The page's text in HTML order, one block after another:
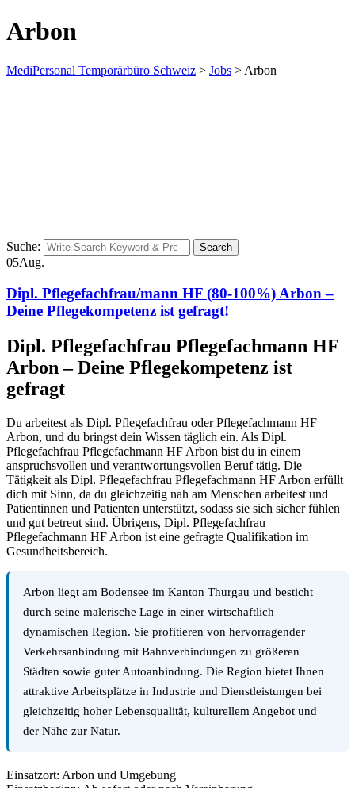
Arbon
MediPersonal Temporärbüro Schweiz > Jobs > Arbon
Suche: Search
05Aug.
Dipl. Pflegefachfrau/mann HF (80-100%) Arbon –
Deine Pflegekompetenz ist gefragt!
Dipl. Pflegefachfrau Pflegefachmann HF
Arbon – Deine Pflegekompetenz ist
gefragt
Du arbeitest als Dipl. Pflegefachfrau oder Pflegefachmann HF
Arbon, und du bringst dein Wissen täglich ein. Als Dipl.
Pflegefachfrau Pflegefachmann HF Arbon bist du in einem
anspruchsvollen und verantwortungsvollen Beruf tätig. Die
Tätigkeit als Dipl. Pflegefachfrau Pflegefachmann HF Arbon erfüllt
dich mit Sinn, da du gleichzeitig nah am Menschen arbeitest und
Patientinnen und Patienten unterstützt, sodass sie sich sicher fühlen
und gut betreut sind. Übrigens, Dipl. Pflegefachfrau
Pflegefachmann HF Arbon ist eine gefragte Qualifikation im
Gesundheitsbereich.
Arbon liegt am Bodensee im Kanton Thurgau und besticht
durch seine malerische Lage in einer wirtschaftlich
dynamischen Region. Sie profitieren von hervorragender
Verkehrsanbindung mit Bahnverbindungen zu größeren
Städten sowie guter Autoanbindung. Die Region bietet Ihnen
attraktive Arbeitsplätze in Industrie und Dienstleistungen bei
gleichzeitig hoher Lebensqualität, kulturellem Angebot und
der Nähe zur Natur.
Einsatzort: Arbon und Umgebung